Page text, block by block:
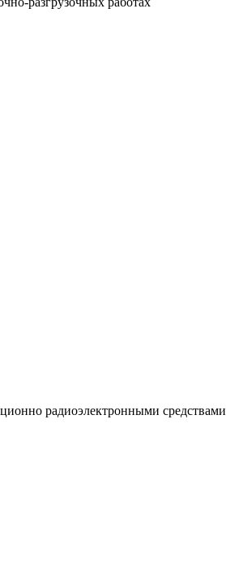
радиоэлектронными средствами